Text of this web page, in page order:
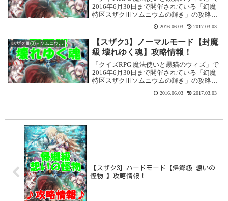
2016年6月30日まで開催されている「幻魔
特区スザクⅢソムニウムの輝き」の攻略記
事です。 ここではノーマルモードの【上級
人の滅ぶべき理由】を攻略します。幻魔特
区スザクⅢソムニウムの輝き ノーマル...
2016.06.03 2017.03.03
スザクⅢ(3)～ソムニウムの輝き～
【スザク3】ノーマルモード【封魔
級 壊れゆく魂】攻略情報！
「クイズRPG 魔法使いと黒猫のウィズ」で
2016年6月30日まで開催されている「幻魔
特区スザクⅢソムニウムの輝き」の攻略記
事です。 ここではノーマルモードの【封魔
級 壊れゆく魂】を攻略します。幻魔特区ス
2016.06.03 2017.03.03
【スザク3】ハードモード【帰郷級 想いの
怪物 】攻略情報！